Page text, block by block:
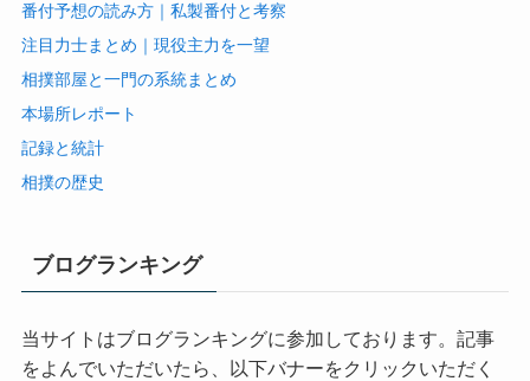
番付予想の読み方｜私製番付と考察
注目力士まとめ｜現役主力を一望
相撲部屋と一門の系統まとめ
本場所レポート
記録と統計
相撲の歴史
ブログランキング
当サイトはブログランキングに参加しております。記事
をよんでいただいたら、以下バナーをクリックいただく